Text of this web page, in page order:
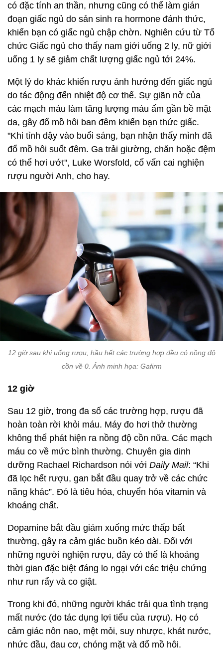
có đặc tính an thần, nhưng cũng có thể làm gián
đoạn giấc ngủ do sản sinh ra hormone đánh thức,
khiến bạn có giấc ngủ chập chờn. Nghiên cứu từ Tổ
chức Giấc ngủ cho thấy nam giới uống 2 ly, nữ giới
uống 1 ly sẽ giảm chất lượng giấc ngủ tới 24%.
Một lý do khác khiến rượu ảnh hưởng đến giấc ngủ
do tác động đến nhiệt độ cơ thể. Sự giãn nở của
các mạch máu làm tăng lượng máu ấm gần bề mặt
da, gây đổ mồ hôi ban đêm khiến bạn thức giấc.
"Khi tỉnh dậy vào buổi sáng, bạn nhận thấy mình đã
đổ mồ hôi suốt đêm. Ga trải giường, chăn hoặc đệm
có thể hơi ướt", Luke Worsfold, cố vấn cai nghiện
rượu người Anh, cho hay.
12 giờ sau khi uống rượu, hầu hết các trường hợp đều có nồng độ
cồn về 0. Ảnh minh họa: Gafirm
12 giờ
Sau 12 giờ, trong đa số các trường hợp, rượu đã
hoàn toàn rời khỏi máu. Máy đo hơi thở thường
không thể phát hiện ra nồng độ cồn nữa. Các mạch
máu co về mức bình thường. Chuyên gia dinh
dưỡng Rachael Richardson nói với Daily Mail: “Khi
đã lọc hết rượu, gan bắt đầu quay trở về các chức
năng khác”. Đó là tiêu hóa, chuyển hóa vitamin và
khoáng chất.
Dopamine bắt đầu giảm xuống mức thấp bất
thường, gây ra cảm giác buồn kéo dài. Đối với
những người nghiện rượu, đây có thể là khoảng
thời gian đặc biệt đáng lo ngại với các triệu chứng
như run rẩy và co giật.
Trong khi đó, những người khác trải qua tình trạng
mất nước (do tác dụng lợi tiểu của rượu). Họ có
cảm giác nôn nao, mệt mỏi, suy nhược, khát nước,
nhức đầu, đau cơ, chóng mặt và đổ mồ hôi.